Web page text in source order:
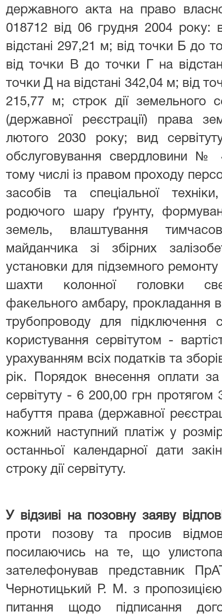
державного акта на право
018712 від 06 грудня 2004
відстані 297,21 м; від точки Б до
від точки В до точки Г на
точки Д на відстані 342,04 м; від
215,77 м; строк дії земельного
(державної реєстрації) права
лютого 2030 року; вид
обслуговування свердловини №
тому числі із правом проходу
засобів та спеціальної
родючого шару ґрунту,
земель, влаштування
майданчика зі збірних
установки для підземного
шахти колонної головки
факельного амбару, прокладання
трубопроводу для підключення
користування сервітутом -
урахуванням всіх податків та
рік. Порядок внесення оплати
сервітуту - 6 200,00 грн протягом
набуття права (державної
кожний наступний платіж у
останньої календарної дати
строку дії сервітуту.
У відзиві на позовну заяву
проти позову та просив
посилаючись на те, що
зателефонував представник
Чернотицький Р. М. з
питання щодо підписання